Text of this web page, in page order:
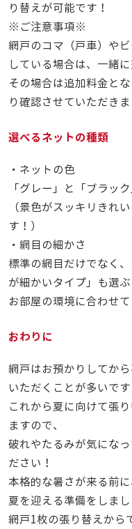
り替えが可能です！
※ご注意事項※
網戸のコマ（戸車）や
している場合は、一緒
その場合は追加料金と
り確認させていただき
選べるネットの種類
・ネットの色
「グレー」と「ブラッ
（景色がスッキリきれ
す！）
・網目の細かさ
標準の網目だけでなく
が細かいタイプ」も選
お部屋の環境に合わせ
おわりに
網戸はお預かりしてか
いただくことが多いです
これから夏に向けて張
ますので、
破れやたるみが気にな
ださい！
本格的な暑さが来る前
夏を迎える準備をしまし
網戸1枚の張り替えから